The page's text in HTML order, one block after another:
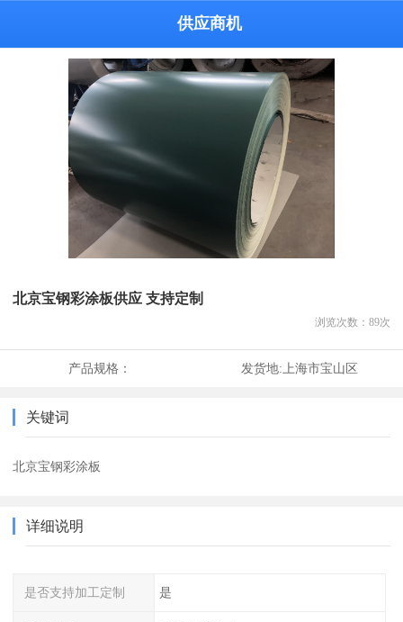
供应商机
北京宝钢彩涂板供应 支持定制
浏览次数： 89次
产品规格： 发货地:上海市宝山区
关键词
北京宝钢彩涂板
详细说明
是否支持加工定制 是